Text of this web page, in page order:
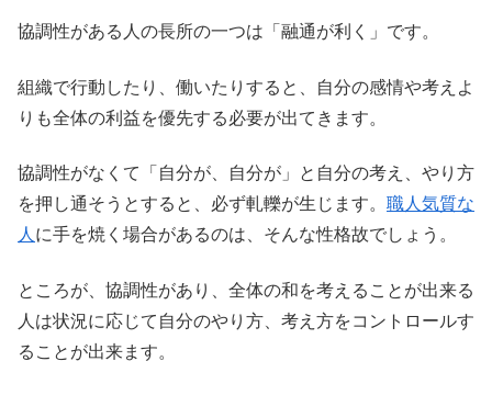
協調性がある人の長所の一つは「融通が利く」です。
組織で行動したり、働いたりすると、自分の感情や考えよ
りも全体の利益を優先する必要が出てきます。
協調性がなくて「自分が、自分が」と自分の考え、やり方
を押し通そうとすると、必ず軋轢が生じます。 職人気質な
人 に手を焼く場合があるのは、そんな性格故でしょう。
ところが、協調性があり、全体の和を考えることが出来る
人は状況に応じて自分のやり方、考え方をコントロールす
ることが出来ます。